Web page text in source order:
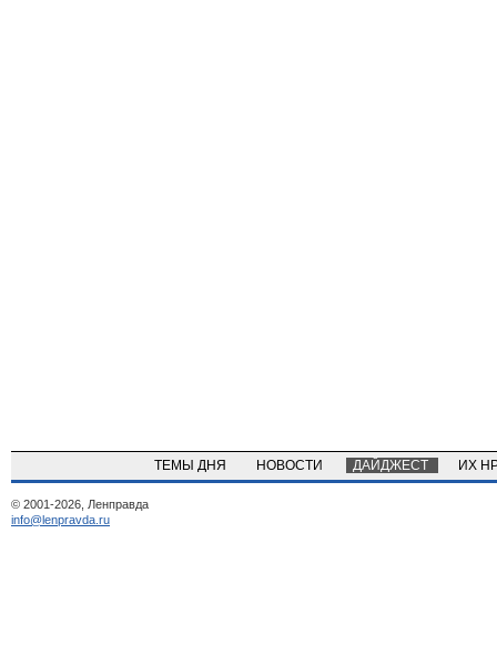
ТЕМЫ ДНЯ НОВОСТИ ДАЙДЖЕСТ ИХ
© 2001-2026, Ленправда
info@lenpravda.ru